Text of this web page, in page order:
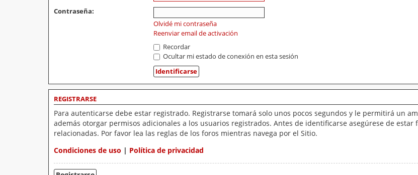
Contraseña:
Olvidé mi contraseña
Reenviar email de activación
Recordar
Ocultar mi estado de conexión en esta sesión
REGISTRARSE
Para autenticarse debe estar registrado. Registrarse tomará solo unos pocos segundos y le permitirá un
además otorgar permisos adicionales a los usuarios registrados. Antes de identificarse asegúrese de
relacionadas. Por favor lea las reglas de los foros mientras navega por el Sitio.
Condiciones de uso | Política de privacidad